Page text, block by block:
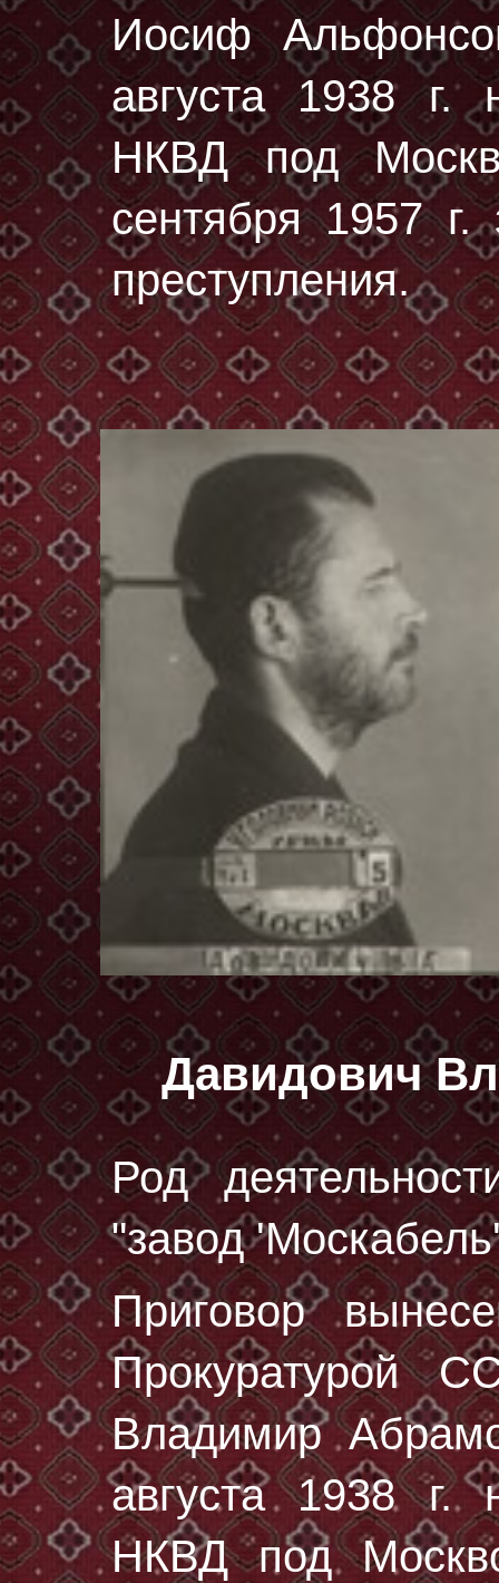
Иосиф
августа 1938 г.
НКВД под
сентября 1957 г.
преступления.
Давидович
Род
"завод
Приговор
Прокуратурой
Владимир
августа 1938 г.
НКВД под